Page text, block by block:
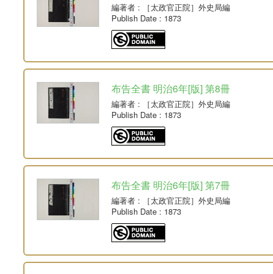
編著者: ［太政官正院］外史局編
Publish Date: 1873
布告全書 明治6年[版] 第8冊
編著者: ［太政官正院］外史局編
Publish Date: 1873
布告全書 明治6年[版] 第7冊
編著者: ［太政官正院］外史局編
Publish Date: 1873